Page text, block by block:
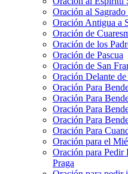
Oración al Sagrado
Oración Antigua a
Oración de
Oración de los
Oración de Pascua
Oración de San
Oración Delante
Oración Para
Oración Para
Oración Para
Oración Para
Oración Para
Oración para el
Oración para Pedir
Praga